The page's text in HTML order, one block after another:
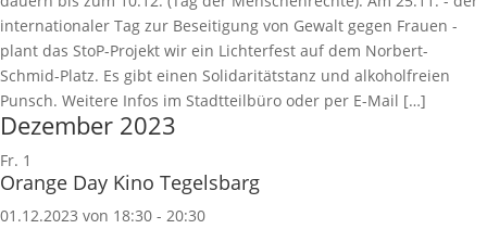
internationaler Tag zur Beseitigung von Gewalt gegen Frauen -
plant das StoP-Projekt wir ein Lichterfest auf dem Norbert-
Schmid-Platz. Es gibt einen Solidaritätstanz und alkoholfreien
Punsch. Weitere Infos im Stadtteilbüro oder per E-Mail […]
Dezember 2023
Fr. 1
Orange Day Kino Tegelsbarg
01.12.2023 von 18:30 - 20:30